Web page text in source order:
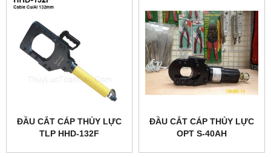
ĐẦU CẮT CÁP THỦY LỰC
TLP HHD-132F
ĐẦU CẮT CÁP THỦY LỰC
OPT S-40AH